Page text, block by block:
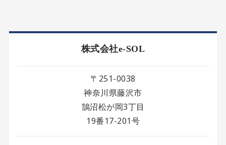
株式会社e-SOL
〒251-0038
神奈川県藤沢市
鵠沼松が岡3丁目
19番17-201号